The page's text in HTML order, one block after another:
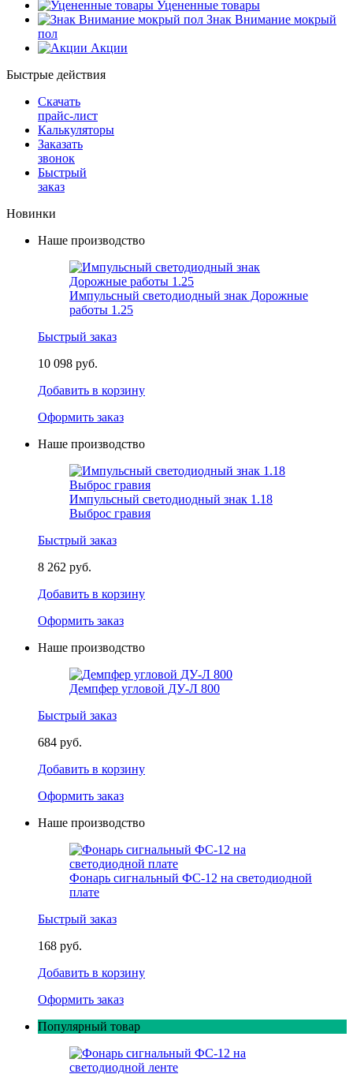
Уцененные товары
Знак Внимание мокрый
пол
Акции
Быстрые действия
Скачать
прайс-лист
Калькуляторы
Заказать
звонок
Быстрый
заказ
Новинки
Наше производство
Импульсный светодиодный знак Дорожные
работы 1.25
Быстрый заказ
10 098 руб.
Добавить в корзину
Оформить заказ
Наше производство
Импульсный светодиодный знак 1.18
Выброс гравия
Быстрый заказ
8 262 руб.
Добавить в корзину
Оформить заказ
Наше производство
Демпфер угловой ДУ-Л 800
Быстрый заказ
684 руб.
Добавить в корзину
Оформить заказ
Наше производство
Фонарь сигнальный ФС-12 на светодиодной
плате
Быстрый заказ
168 руб.
Добавить в корзину
Оформить заказ
Популярный товар